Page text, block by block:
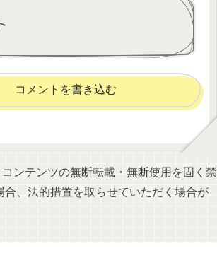
コメントを書き込む
ンテンツの無断転載・無断使用を固く禁
合、法的措置を取らせていただく場合が